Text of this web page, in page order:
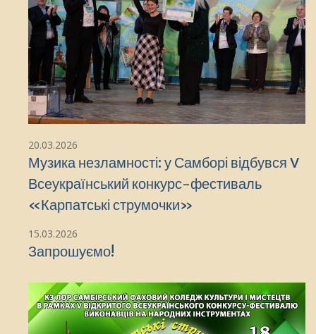
20.03.2026
Музика незламності: у Самборі відбувся V
Всеукраїнський конкурс-фестиваль
«Карпатські струмочки»
15.03.2026
Запрошуємо!